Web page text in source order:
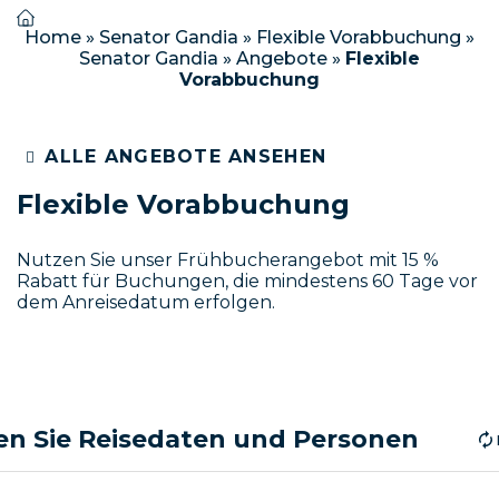
Home » Senator Gandia » Flexible Vorabbuchung »
Senator Gandia » Angebote » Flexible
Vorabbuchung
ALLE ANGEBOTE ANSEHEN
Flexible Vorabbuchung
Nutzen Sie unser Frühbucherangebot mit 15 %
Rabatt für Buchungen, die mindestens 60 Tage vor
dem Anreisedatum erfolgen.
Sie Reisedaten und Personen